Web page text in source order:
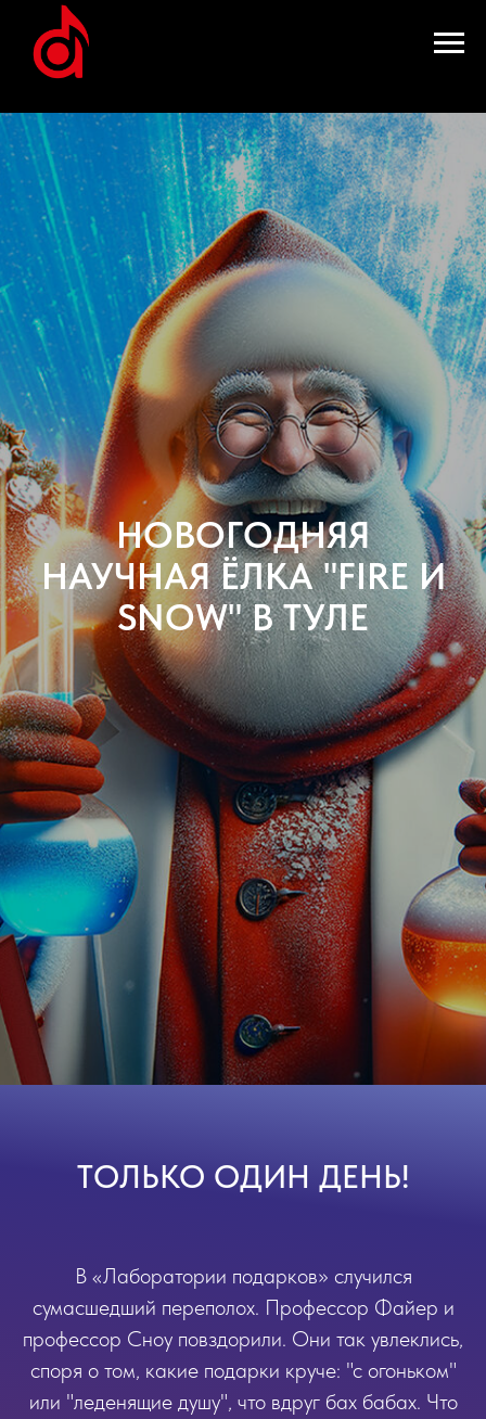
НОВОГОДНЯЯ
НАУЧНАЯ ЁЛКА "FIRE И
SNOW" В ТУЛЕ
ТОЛЬКО ОДИН ДЕНЬ!
В «Лаборатории подарков» случился
сумасшедший переполох. Профессор Файер и
профессор Сноу повздорили. Они так увлеклись,
споря о том, какие подарки круче: "с огоньком"
или "леденящие душу", что вдруг бах бабах. Что